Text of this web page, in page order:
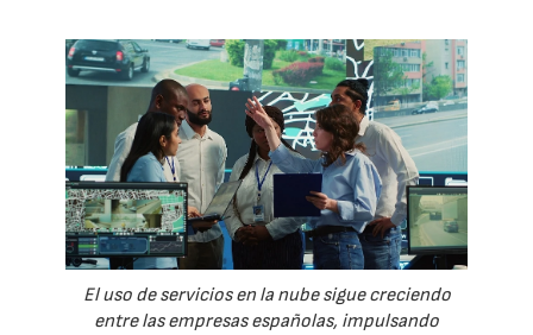
El uso de servicios en la nube sigue creciendo
entre las empresas españolas, impulsando